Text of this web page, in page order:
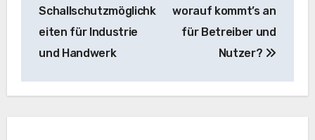
Schallschutzmöglichk
eiten für Industrie
und Handwerk
worauf kommt’s an
für Betreiber und
Nutzer?